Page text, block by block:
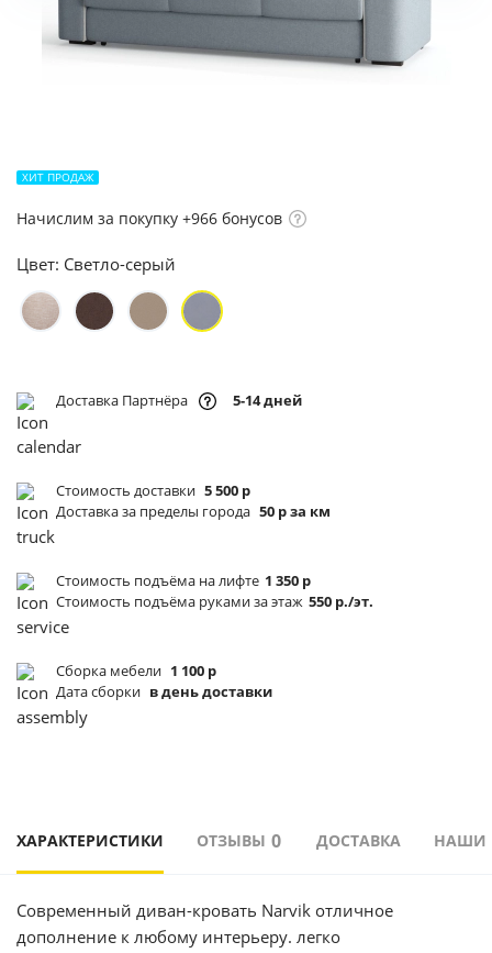
ХИТ ПРОДАЖ
Начислим за покупку +966 бонусов
Цвет: Светло-серый
Доставка Партнёра 5-14 дней
Стоимость доставки 5 500 р
Доставка за пределы города 50 р за км
Стоимость подъёма на лифте 1 350 р
Стоимость подъёма руками за этаж 550 р./эт.
Сборка мебели 1 100 р
Дата сборки в день доставки
ХАРАКТЕРИСТИКИ ОТЗЫВЫ 0 ДОСТАВКА НАШИ
Современный диван-кровать Narvik отличное
дополнение к любому интерьеру. легко